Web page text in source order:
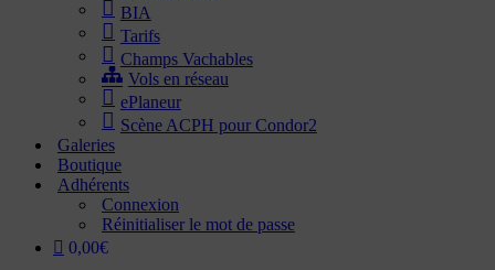
BIA
Tarifs
Champs Vachables
Vols en réseau
ePlaneur
Scène ACPH pour Condor2
Galeries
Boutique
Adhérents
Connexion
Réinitialiser le mot de passe
0,00€